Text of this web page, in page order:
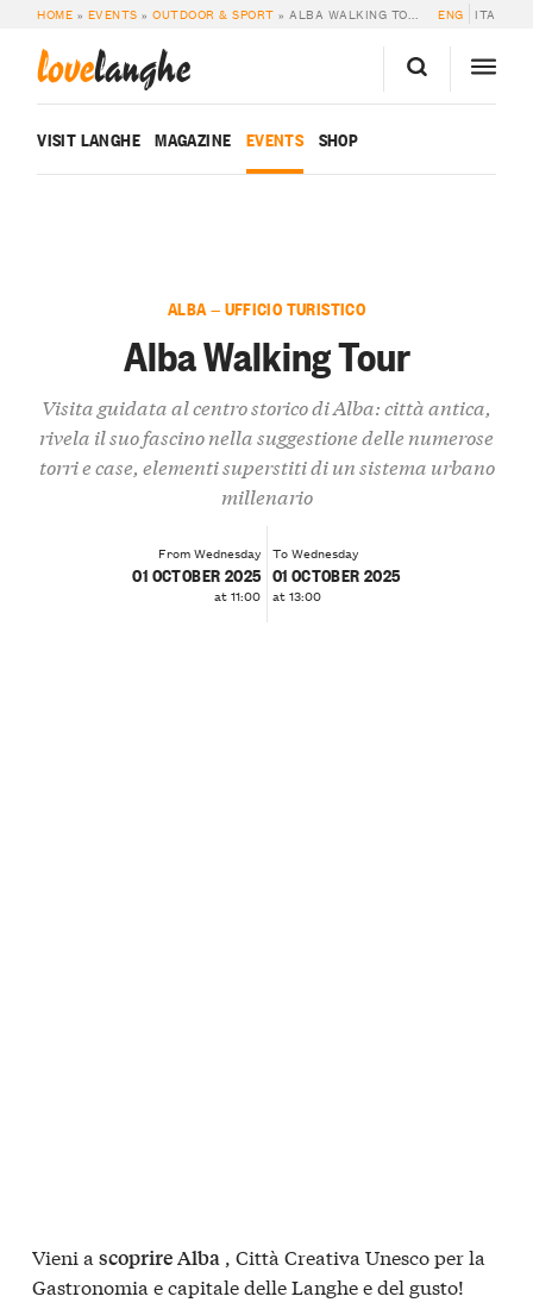
HOME » EVENTS »OUTDOOR & SPORT »ALBA WALKING TOUR ENG ITA
lovelanghe
VISIT LANGHE MAGAZINE EVENTS SHOP
ALBA — UFFICIO TURISTICO
Alba Walking Tour
Visita guidata al centro storico di Alba: città antica,
rivela il suo fascino nella suggestione delle numerose
torri e case, elementi superstiti di un sistema urbano
millenario
From Wednesday
01 OCTOBER 2025
at 11:00
To Wednesday
01 OCTOBER 2025
at 13:00
Vieni a scoprire Alba , Città Creativa Unesco per la
Gastronomia e capitale delle Langhe e del gusto!